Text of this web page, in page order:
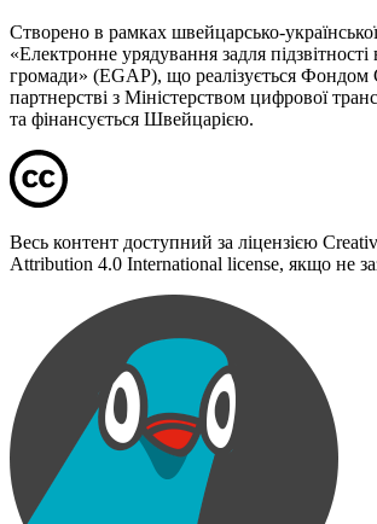
Створено в рамках швейцарсько-
«Електронне урядування задля підзвітності
громади» (EGAP), що реалізується Фондом
партнерстві з Міністерством цифрової
та фінансується Швейцарією.
Весь контент доступний за ліцензією
Attribution 4.0 International license, якщо не